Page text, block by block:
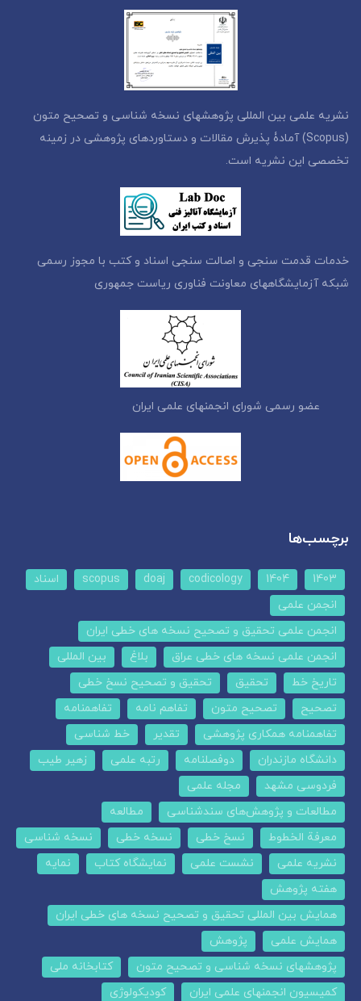
نشریه علمی بین المللی پژوهشهای نسخه شناسی و تصحیح متون
(Scopus) آمادۀ پذیرش مقالات و دستاوردهای پژوهشی در زمینه
تخصصی این نشریه است.
خدمات قدمت سنجی و اصالت سنجی اسناد و کتب با مجوز رسمی
شبکه آزمایشگاههای معاونت فناوری ریاست جمهوری
عضو رسمی شورای انجمنهای علمی ایران
برچسب‌ها
1403
1404
codicology
doaj
scopus
اسناد
انجمن علمی
انجمن علمی تحقیق و تصحیح نسخه های خطی ایران
انجمن علمی نسخه های خطی عراق
بلاغ
بین المللی
تاریخ خط
تحقیق
تحقیق و تصحیح نسخ خطی
تصحیح
تصحیح متون تفاهم نامه
تفاهمنامه
تفاهمنامه همکاری پژوهشی
تقدیر
خط شناسی
دانشگاه مازندران
دوفصلنامه رتبه علمی
زهیر طیب
فردوسی مشهد
مجله علمی
مطالعات و پژوهش‌های سندشناسی
مطالعه
معرفة الخطوط
نسخ خطی نسخه خطی
نسخه شناسی
نشریه علمی
نشست علمی نمایشگاه کتاب
نمایه
هفته پژوهش
همایش بین المللی تحقیق و تصحیح نسخه های خطی ایران
همایش علمی
پژوهش
پژوهشهای نسخه شناسی و تصحیح متون
کتابخانه ملی
کمیسیون انجمنهای علمی ایران
کودیکولوژی